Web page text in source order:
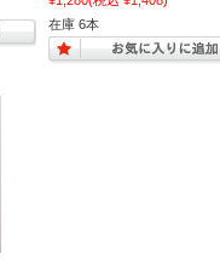
在庫 6本